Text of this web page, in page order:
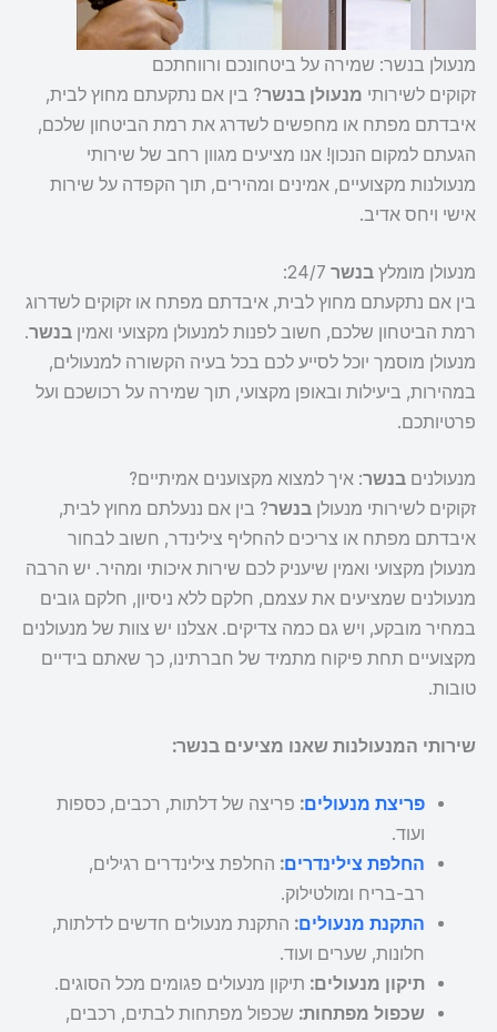
מנעולן בנשר: שמירה על ביטחונכם ורווחתכם
זקוקים לשירותי מנעולן בנשר? בין אם נתקעתם מחוץ לבית,
איבדתם מפתח או מחפשים לשדרג את רמת הביטחון שלכם,
הגעתם למקום הנכון! אנו מציעים מגוון רחב של שירותי
מנעולנות מקצועיים, אמינים ומהירים, תוך הקפדה על שירות
אישי ויחס אדיב.
מנעולן מומלץ בנשר 24/7:
בין אם נתקעתם מחוץ לבית, איבדתם מפתח או זקוקים לשדרוג
רמת הביטחון שלכם, חשוב לפנות למנעולן מקצועי ואמין בנשר.
מנעולן מוסמך יוכל לסייע לכם בכל בעיה הקשורה למנעולים,
במהירות, ביעילות ובאופן מקצועי, תוך שמירה על רכושכם ועל
פרטיותכם.
מנעולנים בנשר: איך למצוא מקצוענים אמיתיים?
זקוקים לשירותי מנעולן בנשר? בין אם ננעלתם מחוץ לבית,
איבדתם מפתח או צריכים להחליף צילינדר, חשוב לבחור
מנעולן מקצועי ואמין שיעניק לכם שירות איכותי ומהיר. יש הרבה
מנעולנים שמציעים את עצמם, חלקם ללא ניסיון, חלקם גובים
במחיר מובקע, ויש גם כמה צדיקים. אצלנו יש צוות של מנעולנים
מקצועיים תחת פיקוח מתמיד של חברתינו, כך שאתם בידיים
טובות.
שירותי המנעולנות שאנו מציעים בנשר:
פריצת מנעולים: פריצה של דלתות, רכבים, כספות
ועוד.
החלפת צילינדרים: החלפת צילינדרים רגילים,
רב-בריח ומולטילוק.
התקנת מנעולים: התקנת מנעולים חדשים לדלתות,
חלונות, שערים ועוד.
תיקון מנעולים: תיקון מנעולים פגומים מכל הסוגים.
שכפול מפתחות: שכפול מפתחות לבתים, רכבים,